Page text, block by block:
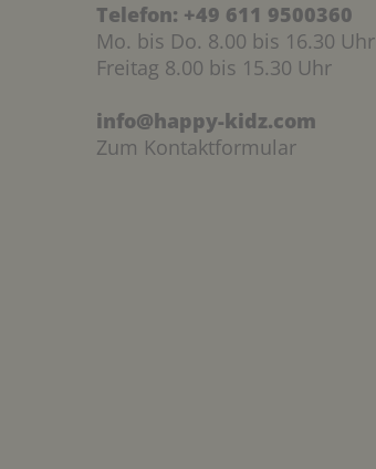
Telefon: +49 611 9500360
Mo. bis Do. 8.00 bis 16.30 Uhr
Freitag 8.00 bis 15.30 Uhr
info@happy-kidz.com
Zum Kontaktformular